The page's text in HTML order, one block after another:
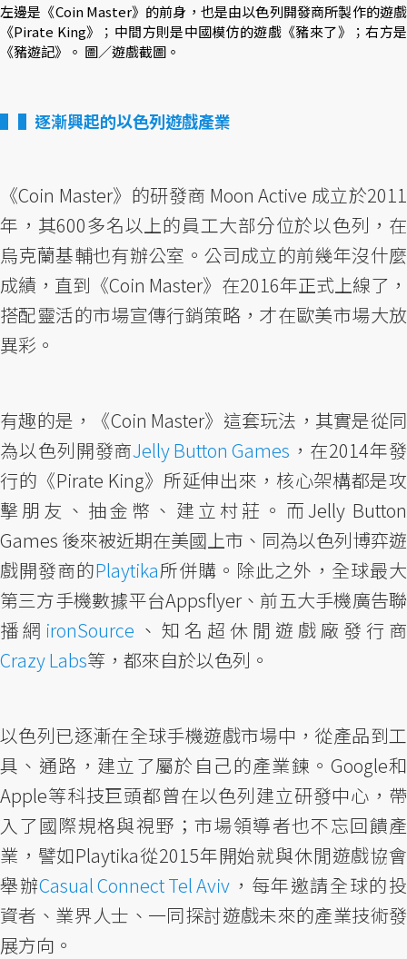
左邊是《Coin Master》的前身，也是由以色列開發商所製作的遊戲
《Pirate King》；中間方則是中國模仿的遊戲《豬來了》；右方是
《豬遊記》。 圖／遊戲截圖。
▌逐漸興起的以色列遊戲產業
《Coin Master》的研發商 Moon Active 成立於2011
年，其600多名以上的員工大部分位於以色列，在
烏克蘭基輔也有辦公室。公司成立的前幾年沒什麼
成績，直到《Coin Master》在2016年正式上線了，
搭配靈活的市場宣傳行銷策略，才在歐美市場大放
異彩。
有趣的是，《Coin Master》這套玩法，其實是從同
為以色列開發商Jelly Button Games ，在2014年發
行的《Pirate King》所延伸出來，核心架構都是攻
擊朋友、抽金幣、建立村莊。而Jelly Button
Games 後來被近期在美國上市、同為以色列博弈遊
戲開發商的Playtika所併購。除此之外，全球最大
第三方手機數據平台Appsflyer、前五大手機廣告聯
播網 ironSource 、知名超休閒遊戲廠發行商
Crazy Labs等，都來自於以色列。
以色列已逐漸在全球手機遊戲市場中，從產品到工
具、通路，建立了屬於自己的產業鍊。Google和
Apple等科技巨頭都曾在以色列建立研發中心，帶
入了國際規格與視野；市場領導者也不忘回饋產
業，譬如Playtika從2015年開始就與休閒遊戲協會
舉辦Casual Connect Tel Aviv ，每年邀請全球的投
資者、業界人士、一同探討遊戲未來的產業技術發
展方向。